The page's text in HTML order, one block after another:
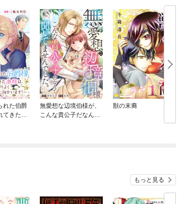
れた伯爵
てきた奥
無愛想な辺境伯様が、
こんな貴公子だなんて
獣の末裔
もっと見る